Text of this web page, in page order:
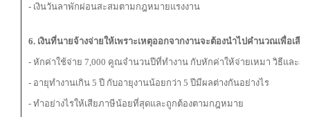
- เงินวันลาพักผ่อนสะสมตามกฎหมายแรงงาน
6. เงินที่นายจ้างจ่ายให้เพราะเหตุออกจากงานจะต้องนำไปคำนวณเพื่อเสี
- หักค่าใช้จ่าย 7,000 คูณจำนวนปีที่ทำงาน กับหักค่าให้จ่ายเหมา วิธีและผ
- อายุทำงานเกิน 5 ปี กับอายุงานน้อยกว่า 5 ปีมีผลต่างกันอย่างไร
- ทำอย่างไรให้เสียภาษีน้อยที่สุดและถูกต้องตามกฎหมาย